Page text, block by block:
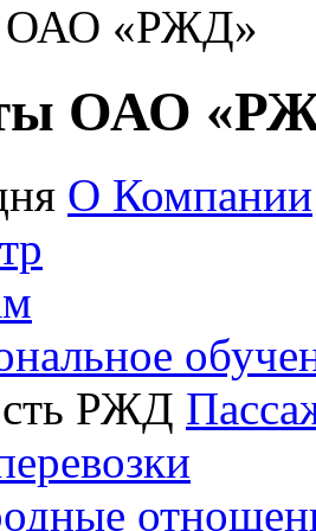
ОАО «РЖД»
ОАО
О Компании
РЖД